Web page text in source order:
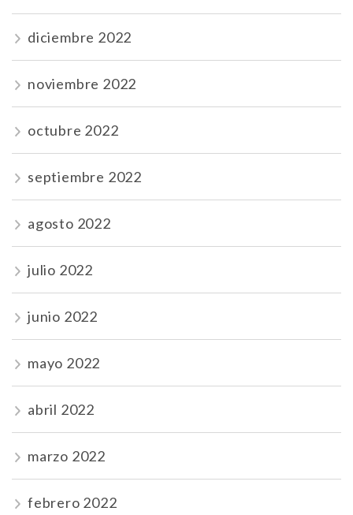
diciembre 2022
noviembre 2022
octubre 2022
septiembre 2022
agosto 2022
julio 2022
junio 2022
mayo 2022
abril 2022
marzo 2022
febrero 2022